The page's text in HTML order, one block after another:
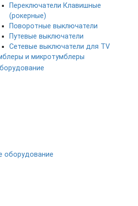
Переключатели Клавишные
(рокерные)
Поворотные выключатели
Путевые выключатели
Сетевые выключатели для TV
и микротумблеры
оборудование